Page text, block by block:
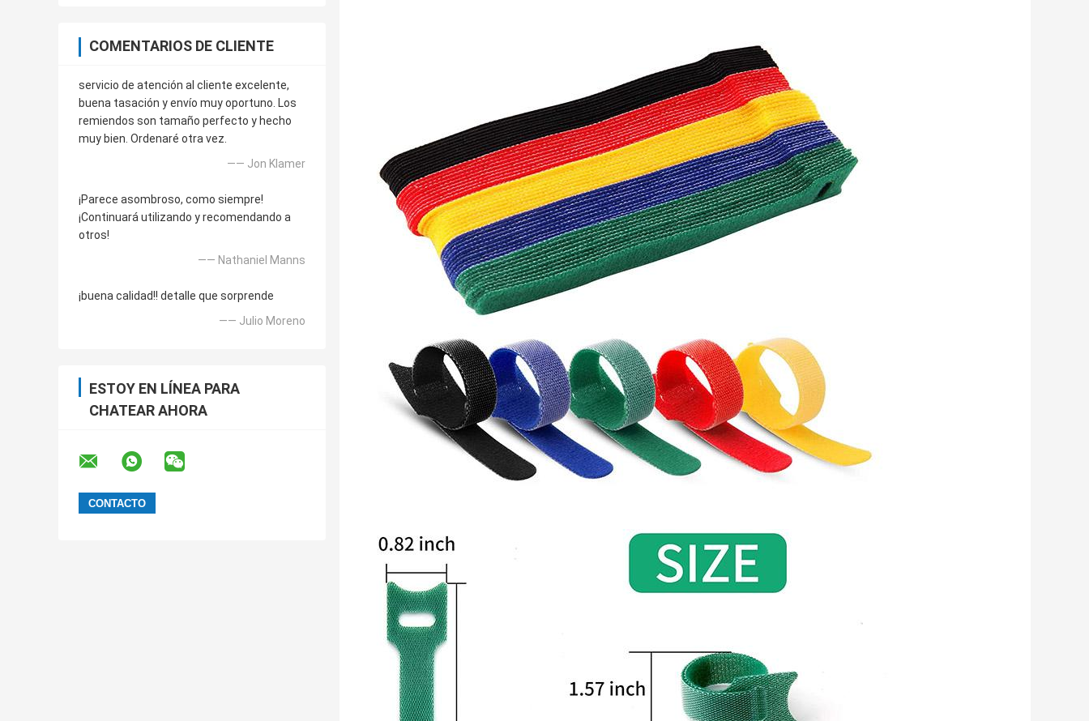
COMENTARIOS DE CLIENTE
servicio de atención al cliente excelente,
buena tasación y envío muy oportuno. Los
remiendos son tamaño perfecto y hecho
muy bien. Ordenaré otra vez.
—— Jon Klamer
¡Parece asombroso, como siempre!
¡Continuará utilizando y recomendando a
otros!
—— Nathaniel Manns
¡buena calidad!! detalle que sorprende
—— Julio Moreno
ESTOY EN LÍNEA PARA
CHATEAR AHORA